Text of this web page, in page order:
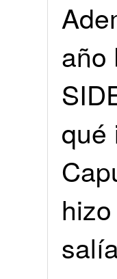
año
qué